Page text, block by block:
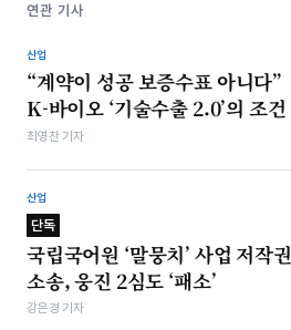
연관 기사
산업
“계약이 성공 보증수표 아니다”
K-바이오 ‘기술수출 2.0’의 조건
최영찬 기자
산업
단독
국립국어원 ‘말뭉치’ 사업 저작권
소송, 웅진 2심도 ‘패소’
강은경 기자